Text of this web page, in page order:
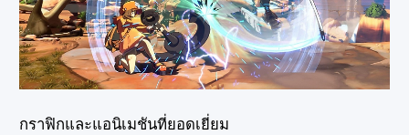
กราฟิกและแอนิเมชันที่ยอดเยี่ยม